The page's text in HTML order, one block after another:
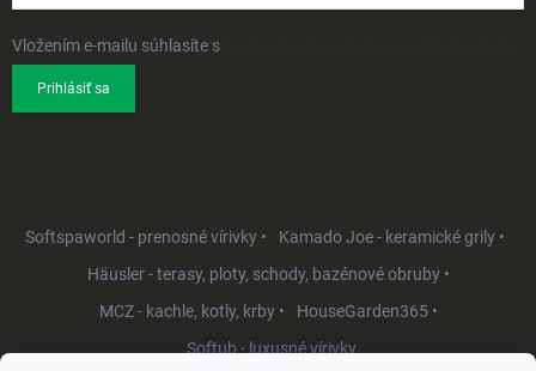
Vložením e-mailu súhlasíte s
Prihlásiť sa
Softspaworld - prenosné vírivky •
Kamado Joe - keramické grily •
Häusler - terasy, ploty, schody, bazénové obruby •
MCZ - kachle, kotly, krby •
HouseGarden365 •
Softub - luxusné vírivky